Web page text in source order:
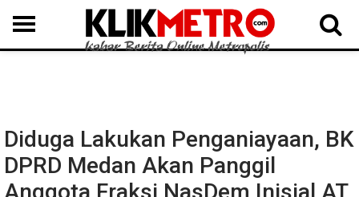
MEDAN LANGKAT DAIRI SAMOSIR TAPUT BATUBARA DELISERDANG
Diduga Lakukan Penganiayaan, BK
DPRD Medan Akan Panggil
Anggota Fraksi NasDem Inisial AT